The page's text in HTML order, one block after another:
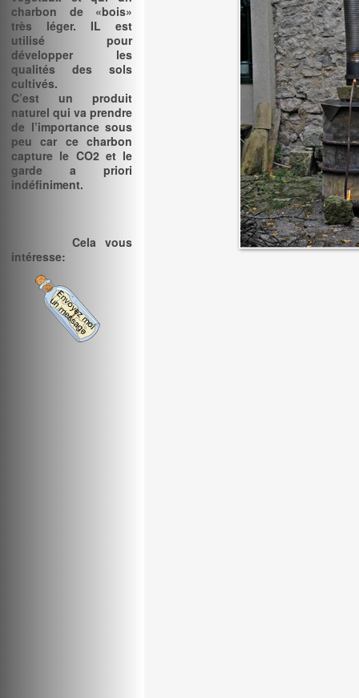
charbon de «bois»
très léger. IL est
utilisé pour
développer les
qualités des sols
cultivés.
C’est un produit
naturel qui va prendre
de l’importance sous
peu car ce charbon
capture le CO2 et le
garde a priori
indéfiniment.
Cela vous
intéresse: